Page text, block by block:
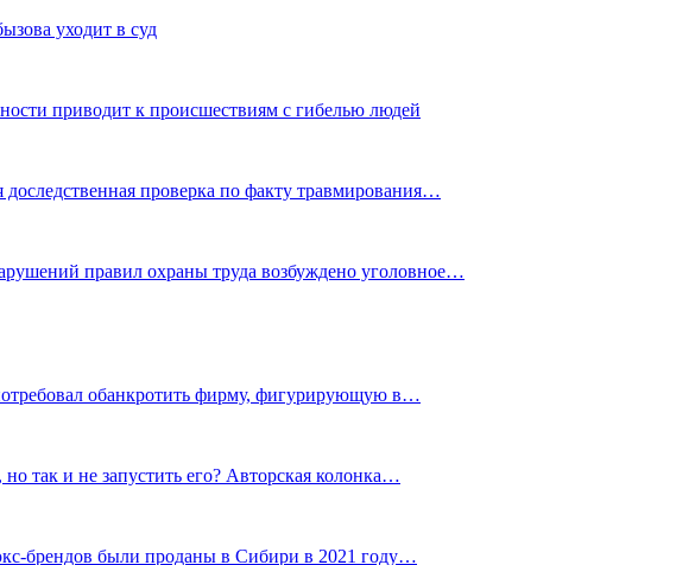
уходит в суд
приводит к происшествиям с гибелью людей
проверка по факту травмирования…
правил охраны труда возбуждено уголовное…
обанкротить фирму, фигурирующую в…
так и не запустить его? Авторская колонка…
брендов были проданы в Сибири в 2021 году…